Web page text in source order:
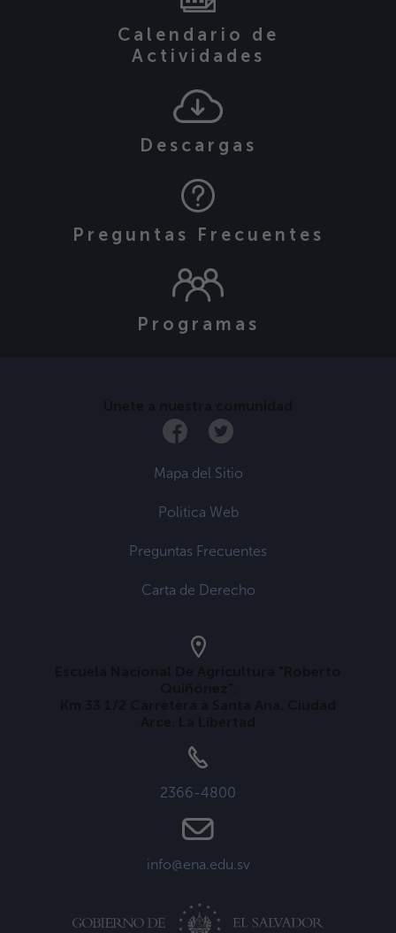
Calendario de
Actividades
Descargas
Preguntas Frecuentes
Programas
Mapa del Sitio
Politica Web
Preguntas Frecuentes
Carta de Derecho
2366-4800
info@ena.edu.sv